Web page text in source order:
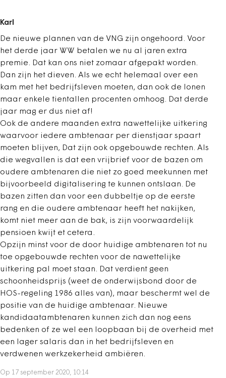
Karl
De nieuwe plannen van de VNG zijn ongehoord. Voor
het derde jaar WW betalen we nu al jaren extra
premie. Dat kan ons niet zomaar afgepakt worden.
Dan zijn het dieven. Als we echt helemaal over een
kam met het bedrijfsleven moeten, dan ook de lonen
maar enkele tientallen procenten omhoog. Dat derde
jaar mag er dus niet af!
Ook de andere maanden extra nawettelijke uitkering
waarvoor iedere ambtenaar per dienstjaar spaart
moeten blijven, Dat zijn ook opgebouwde rechten. Als
die wegvallen is dat een vrijbrief voor de bazen om
oudere ambtenaren die niet zo goed meekunnen met
bijvoorbeeld digitalisering te kunnen ontslaan. De
bazen zitten dan voor een dubbeltje op de eerste
rang en die oudere ambtenaar heeft het nakijken,
komt niet meer aan de bak, is zijn voorwaardelijk
pensioen kwijt et cetera.
Opzijn minst voor de door huidige ambtenaren tot nu
toe opgebouwde rechten voor de nawettelijke
uitkering pal moet staan. Dat verdient geen
schoonheidsprijs (weet de onderwijsbond door de
HOS-regeling 1986 alles van), maar beschermt wel de
positie van de huidige ambtenaar. Nieuwe
kandidaatambtenaren kunnen zich dan nog eens
bedenken of ze wel een loopbaan bij de overheid met
een lager salaris dan in het bedrijfsleven en
verdwenen werkzekerheid ambiëren.
Op 17 september 2020, 10:14